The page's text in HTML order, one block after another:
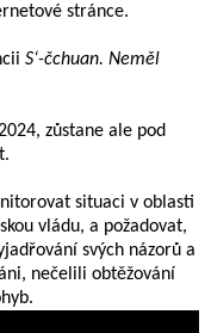
stránce.
S‘-čchuan. Neměl
zůstane ale pod
situaci v oblasti
vládu, a požadovat,
svých názorů a
nečelili obtěžování